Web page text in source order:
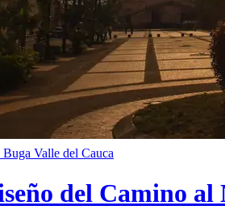
Buga Valle del Cauca
del Camino